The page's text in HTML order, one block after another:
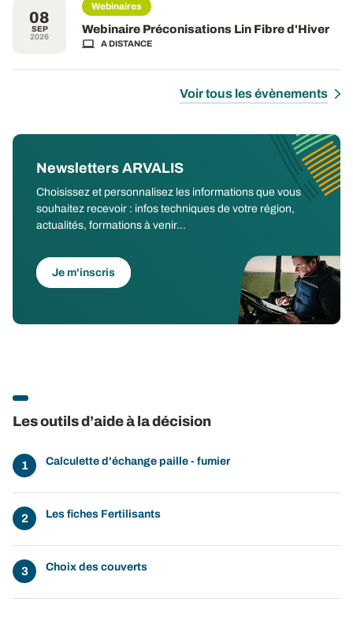
08
SEP
2026
Webinaires
Webinaire Préconisations Lin Fibre d'Hiver
A DISTANCE
Voir tous les évènements
Newsletters ARVALIS
Choisissez et personnalisez les informations que vous
souhaitez recevoir : infos techniques de votre région,
actualités, formations à venir...
Je m'inscris
Les outils d’aide à la décision
Calculette d'échange paille - fumier
Les fiches Fertilisants
Choix des couverts